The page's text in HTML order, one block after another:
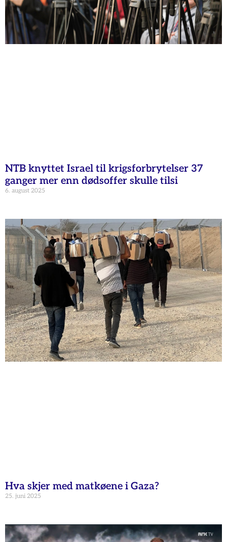
NTB knyttet Israel til krigsforbrytelser 37
ganger mer enn dødsoffer skulle tilsi
6. august 2025
Hva skjer med matkøene i Gaza?
25. juni 2025